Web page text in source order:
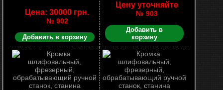
Цена: 30000 грн.
№ 902
Добавить в корзину
Цену уточняйте
№ 903
Добавить в
корзину